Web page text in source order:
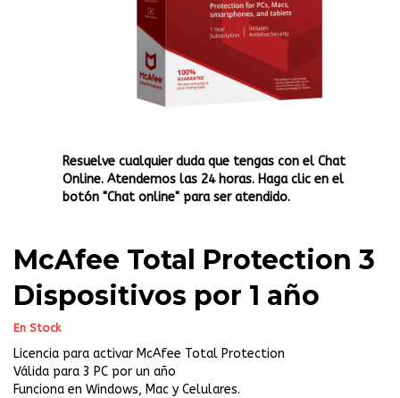
Resuelve cualquier duda que tengas con el Chat
Online. Atendemos las 24 horas. Haga clic en el
botón "Chat online" para ser atendido.
McAfee Total Protection 3
Dispositivos por 1 año
En Stock
Licencia para activar McAfee Total Protection
Válida para 3 PC por un año
Funciona en Windows, Mac y Celulares.